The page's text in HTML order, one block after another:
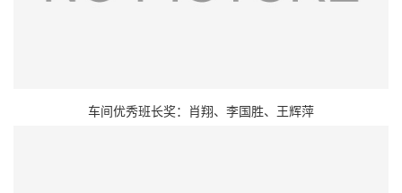
车间优秀班长奖：肖翔、李国胜、王辉萍